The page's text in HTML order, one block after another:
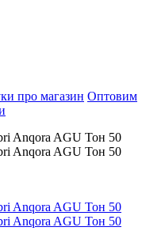
про магазин Оптовим